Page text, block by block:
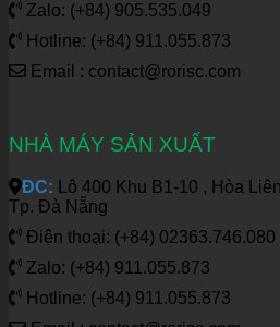
Zalo: (+84) 905.535.049
Hotline: (+84) 911.055.873
Email : contact@rorisc.com
NHÀ MÁY SẢN XUẤT
ĐC: Lô 400 Khu B1-10 , Hòa
Tp. Đà Nẵng
Điện thoại: (+84) 02363.746.080
Zalo: (+84) 911.055.873
Hotline: (+84) 911.055.873